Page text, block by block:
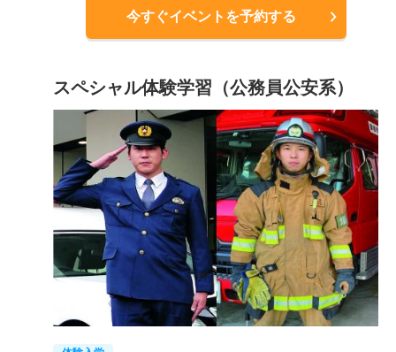
今すぐイベントを予約する
スペシャル体験学習（公務員公安系）